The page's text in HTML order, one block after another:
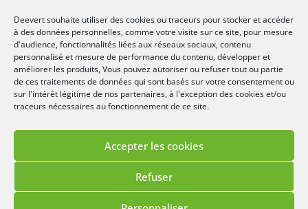
Deevert souhaite utiliser des cookies ou traceurs pour stocker et accéder
à des données personnelles, comme votre visite sur ce site, pour mesure
d'audience, fonctionnalités liées aux réseaux sociaux, contenu
personnalisé et mesure de performance du contenu, développer et
améliorer les produits, Vous pouvez autoriser ou refuser tout ou partie
de ces traitements de données qui sont basés sur votre consentement ou
sur l'intérêt légitime de nos partenaires, à l'exception des cookies et/ou
traceurs nécessaires au fonctionnement de ce site.
Accepter les cookies
Refuser
deevert.com
Mentions légales Politique de cookies